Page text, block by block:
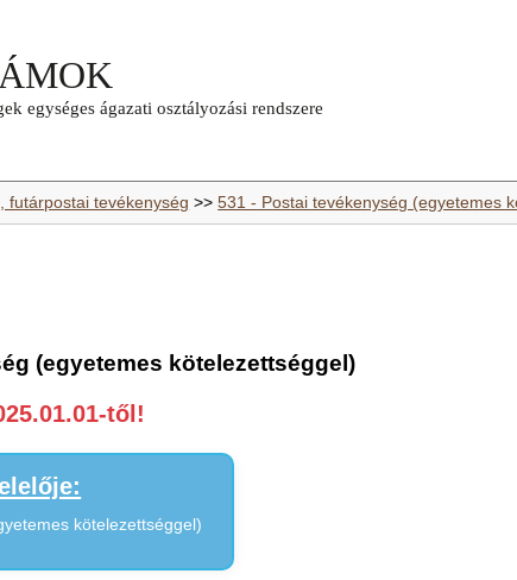
futárpostai tevékenység >>531 - Postai tevékenység (egyetemes
(egyetemes kötelezettséggel)
től!
kötelezettséggel)